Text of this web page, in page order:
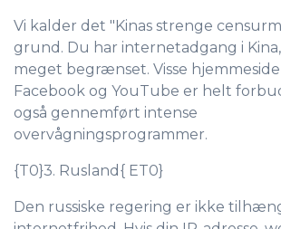
Vi kalder det "Kinas strenge
grund. Du har internetadgang i
meget begrænset. Visse
Facebook og YouTube er helt
også gennemført intense
overvågningsprogrammer.
{T0}3. Rusland{ ET0}
Den russiske regering er ikke